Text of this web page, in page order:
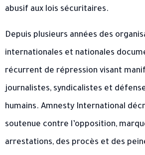
abusif aux lois sécuritaires.
Depuis plusieurs années des
internationales et nationales
récurrent de répression visant
journalistes, syndicalistes et
humains. Amnesty International
soutenue contre l’opposition,
arrestations, des procès et des